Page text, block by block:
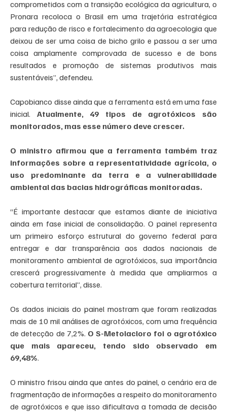
comprometidos com a transição ecológica da agricultura, o
Pronara recoloca o Brasil em uma trajetória estratégica
para redução de risco e fortalecimento da agroecologia que
deixou de ser uma coisa de bicho grilo e passou a ser uma
coisa amplamente comprovada de sucesso e de bons
resultados e promoção de sistemas produtivos mais
sustentáveis”, defendeu.
Capobianco disse ainda que a ferramenta está em uma fase
inicial. Atualmente, 49 tipos de agrotóxicos são
monitorados, mas esse número deve crescer.
O ministro afirmou que a ferramenta também traz
informações sobre a representatividade agrícola, o
uso predominante da terra e a vulnerabilidade
ambiental das bacias hidrográficas monitoradas.
“É importante destacar que estamos diante de iniciativa
ainda em fase inicial de consolidação. O painel representa
um primeiro esforço estrutural do governo federal para
entregar e dar transparência aos dados nacionais de
monitoramento ambiental de agrotóxicos, sua importância
crescerá progressivamente à medida que ampliarmos a
cobertura territorial”, disse.
Os dados iniciais do painel mostram que foram realizadas
mais de 10 mil análises de agrotóxicos, com uma frequência
de detecção de 7,2%. O S-Metolacloro foi o agrotóxico
que mais apareceu, tendo sido observado em
69,48%.
O ministro frisou ainda que antes do painel, o cenário era de
fragmentação de informações a respeito do monitoramento
de agrotóxicos e que isso dificultava a tomada de decisão